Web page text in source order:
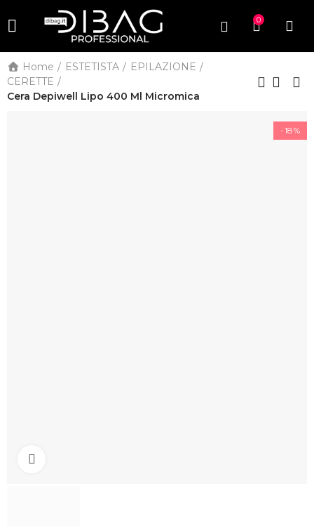
0
Home ESTETISTA
EPILAZIONE
CERETTE
Cera Depiwell Lipo 400 Ml Micromica
-18%